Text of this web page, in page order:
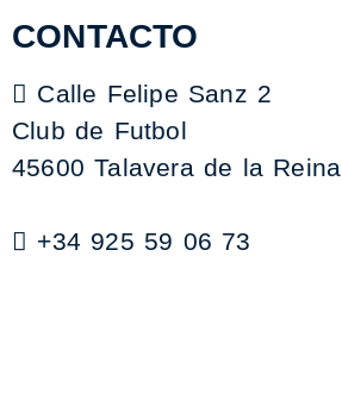
CONTACTO
Calle Felipe Sanz 2
Club de Futbol
45600 Talavera de la Reina
+34 925 59 06 73